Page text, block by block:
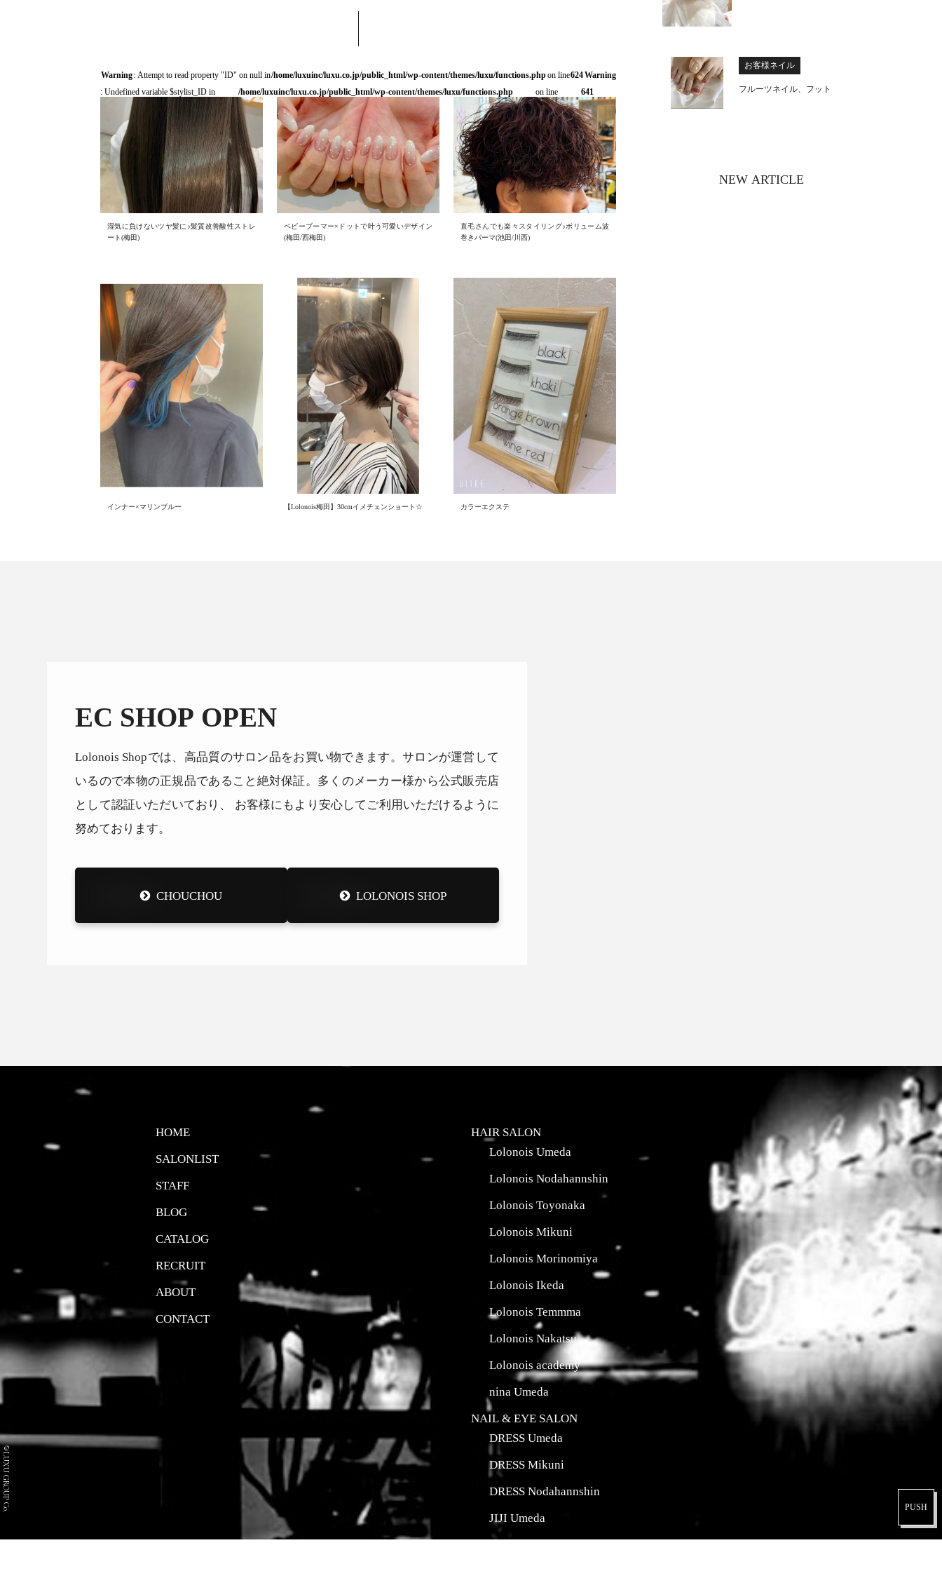
Warning: Attempt to read property "ID" on null in/home/luxuinc/luxu.co.jp/public_html/wp-content/themes/luxu/functions.phpon line624 Warning
: Undefined variable $stylist_ID in
/home/luxuinc/luxu.co.jp/public_html/wp-content/themes/luxu/functions.php on line 641
湿気に負けないツヤ髪に♪髪質改善酸性ストレ
ート(梅田)
ベビーブーマー×ドットで叶う可愛いデザイン
(梅田/西梅田)
直毛さんでも楽々スタイリング♪ボリューム波
巻きパーマ(池田/川西)
インナー×マリンブルー 【Lolonois梅田】30cmイメチェンショート☆ カラーエクステ
お客様ネイル
フルーツネイル、フット
NEW ARTICLE
EC SHOP OPEN
Lolonois Shopでは、高品質のサロン品をお買い物できます。サロンが運営して
いるので本物の正規品であること絶対保証。多くのメーカー様から公式販売店
として認証いただいており、 お客様にもより安心してご利用いただけるように
努めております。
CHOUCHOU LOLONOIS SHOP
HOME
SALONLIST
STAFF
BLOG
CATALOG
RECRUIT
ABOUT
CONTACT
HAIR SALON
Lolonois Umeda
Lolonois Nodahannshin
Lolonois Toyonaka
Lolonois Mikuni
Lolonois Morinomiya
Lolonois Ikeda
Lolonois Temmma
Lolonois Nakatsu
Lolonois academy
nina Umeda
NAIL & EYE SALON
DRESS Umeda
DRESS Mikuni
DRESS Nodahannshin
JIJI Umeda
©LUXU GROUP Co.